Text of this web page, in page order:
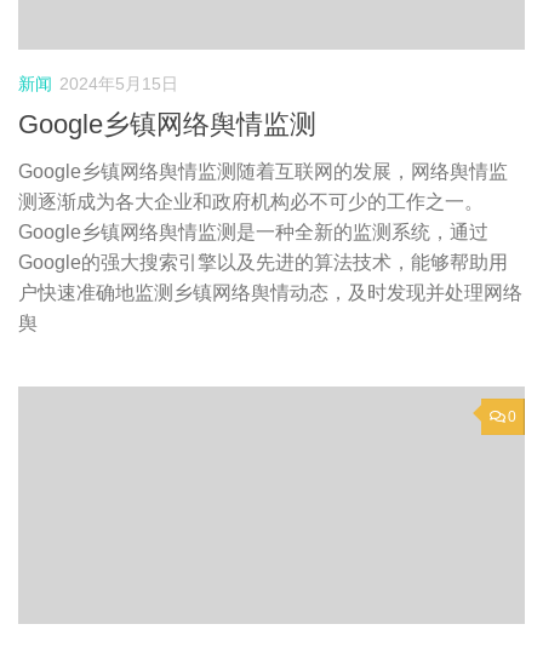
新闻 2024年5月15日
Google乡镇网络舆情监测
Google乡镇网络舆情监测随着互联网的发展，网络舆情监
测逐渐成为各大企业和政府机构必不可少的工作之一。
Google乡镇网络舆情监测是一种全新的监测系统，通过
Google的强大搜索引擎以及先进的算法技术，能够帮助用
户快速准确地监测乡镇网络舆情动态，及时发现并处理网络
舆
0